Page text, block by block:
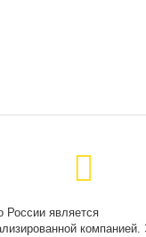
России является
компанией.